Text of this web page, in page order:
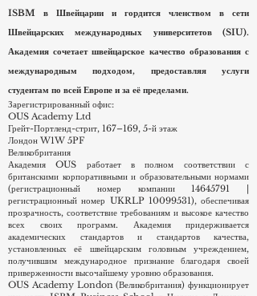
OUS Academy London (Универсальная швейцарская
академия в Лондоне) является частью бизнес-школы
международным подходом, предоставляя услуги
студентам по всей Европе и за её пределами.
Зарегистрированный офис:
OUS Academy Ltd
Грейт-Портленд-стрит, 167–169, 5-й этаж
Лондон W1W 5PF
Великобритания
Академия OUS работает в полном соответствии с
британскими корпоративными и образовательными нормами
(регистрационный номер компании
регистрационный номер UKRLP10099531)
, обеспечивая
прозрачность, соответствие требованиям и высокое качество
всех своих программ. Академия придерживается
академических стандартов и стандартов качества,
установленных её швейцарским головным учреждением,
получившим международное признание благодаря своей